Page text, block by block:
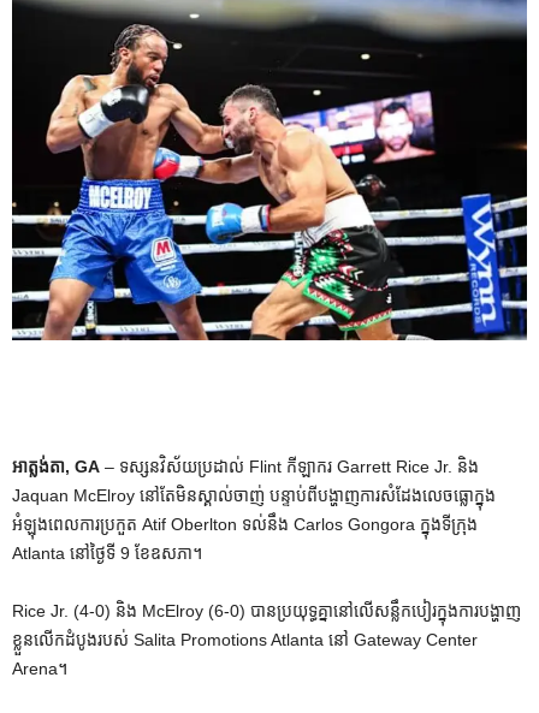
អាត្លង់តា, GA – ទស្សនវិស័យប្រដាល់ Flint កីឡាករ Garrett Rice Jr. និង
Jaquan McElroy នៅតែមិនស្គាល់ចាញ់ បន្ទាប់ពីបង្ហាញការសំដែងលេចធ្លោក្នុង
អំឡុងពេលការប្រកួត Atif Oberlton ទល់នឹង Carlos Gongora ក្នុងទីក្រុង
Atlanta នៅថ្ងៃទី 9 ខែឧសភា។
Rice Jr. (4-0) និង McElroy (6-0) បានប្រយុទ្ធគ្នានៅលើសន្លឹកបៀរក្នុងការបង្ហាញ
ខ្លួនលើកដំបូងរបស់ Salita Promotions Atlanta នៅ Gateway Center
Arena។